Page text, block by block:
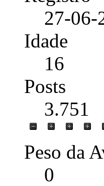
27-06-
Idade
16
Posts
3.751
Peso da
0